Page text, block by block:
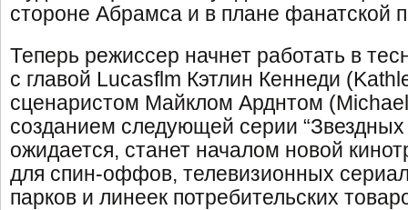
стороне Абрамса и в плане фанатской
Теперь режиссер начнет работать в
с главой Lucasflm Кэтлин Кеннеди
сценаристом Майклом Арднтом
созданием следующей серии “Звездных
ожидается, станет началом новой
для спин-оффов, телевизионных
парков и линеек потребительских